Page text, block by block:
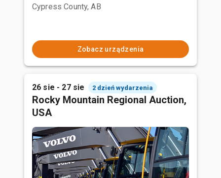
Cypress County, AB
Zobacz urządzenia
26 sie - 27 sie 2 dzień wydarzenia
Rocky Mountain Regional Auction,
USA